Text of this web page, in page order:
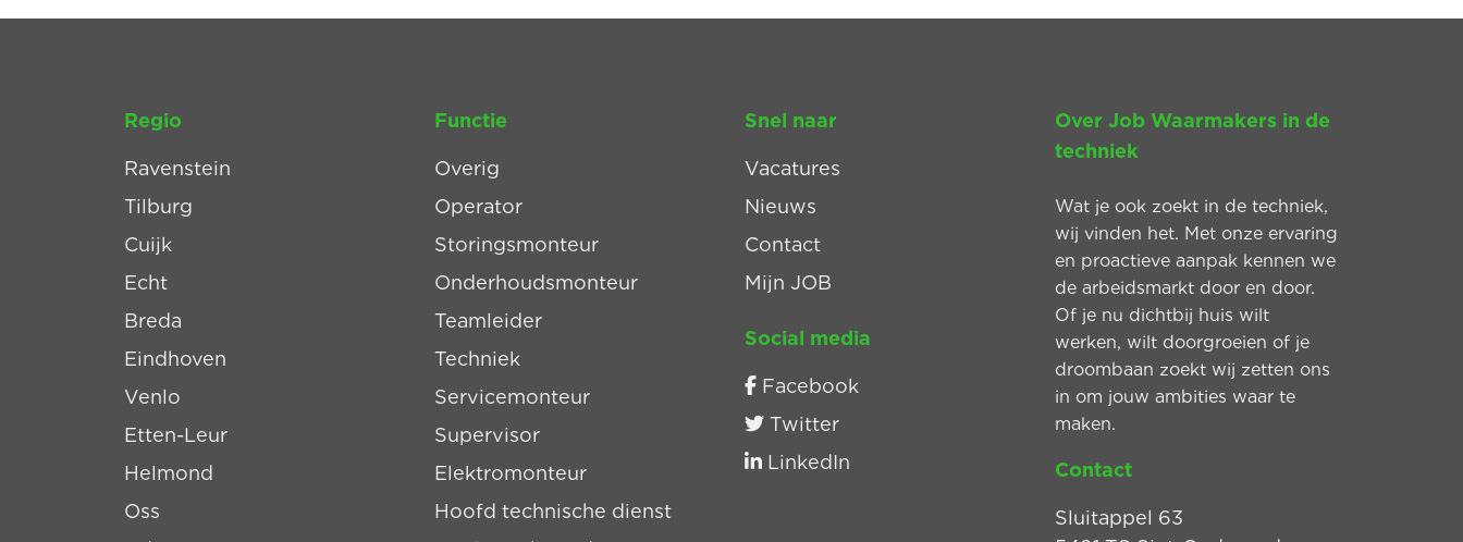
Regio
Ravenstein
Tilburg
Cuijk
Echt
Breda
Eindhoven
Venlo
Etten-Leur
Helmond
Oss
Functie
Overig
Operator
Storingsmonteur
Onderhoudsmonteur
Teamleider
Techniek
Servicemonteur
Supervisor
Elektromonteur
Hoofd technische dienst
Snel naar
Vacatures
Nieuws
Contact
Mijn JOB
Social media
Facebook
Twitter
LinkedIn
Over Job Waarmakers in de
techniek
Wat je ook zoekt in de techniek,
wij vinden het. Met onze ervaring
en proactieve aanpak kennen we
de arbeidsmarkt door en door.
Of je nu dichtbij huis wilt
werken, wilt doorgroeien of je
droombaan zoekt wij zetten ons
in om jouw ambities waar te
maken.
Contact
Sluitappel 63